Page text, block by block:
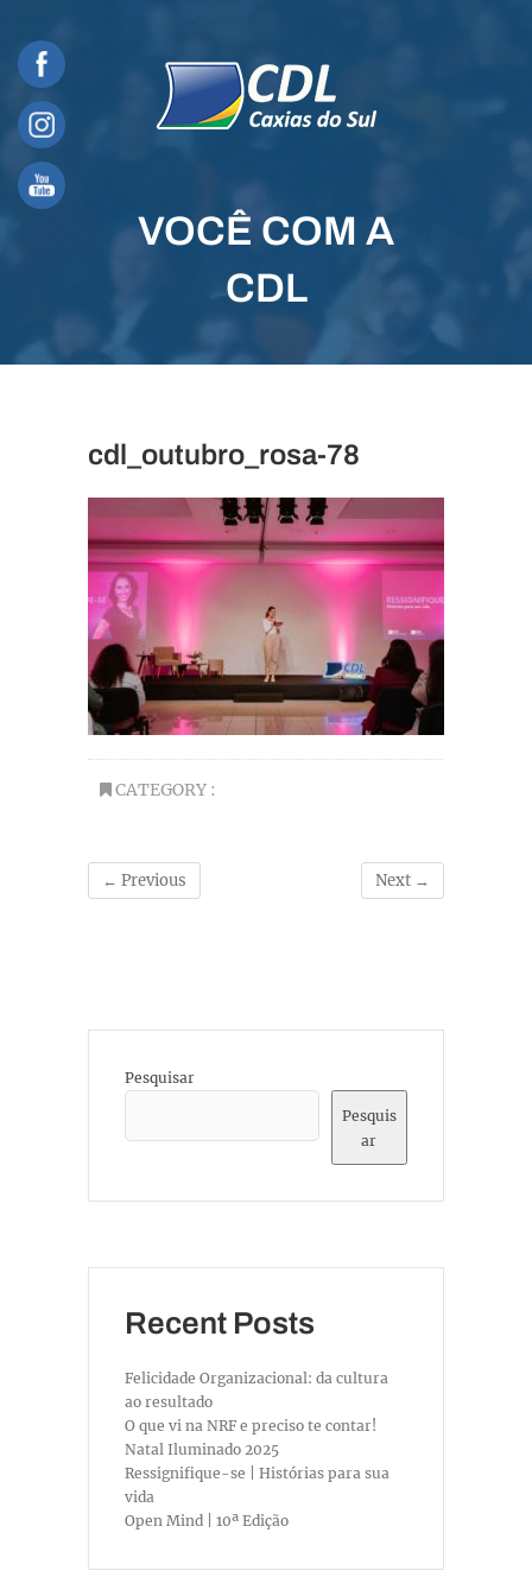
content
VOCÊ COM A
CDL
cdl_outubro_rosa-78
CATEGORY :
← Previous Next →
Pesquisar
Pesquis
ar
Recent Posts
Felicidade Organizacional: da cultura
ao resultado
O que vi na NRF e preciso te contar!
Natal Iluminado 2025
Ressignifique-se | Histórias para sua
vida
Open Mind | 10ª Edição